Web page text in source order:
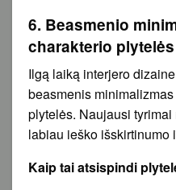
6. Beasmenio
charakterio plytelės
Ilgą laiką interjero
beasmenis
plytelės. Naujausi
labiau ieško išskirtinumo
Kaip tai atsispindi